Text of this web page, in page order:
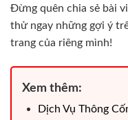
Đừng quên chia sẻ bài
thử ngay những gợi ý
trang của riêng mình!
Xem thêm:
Dịch Vụ Thông